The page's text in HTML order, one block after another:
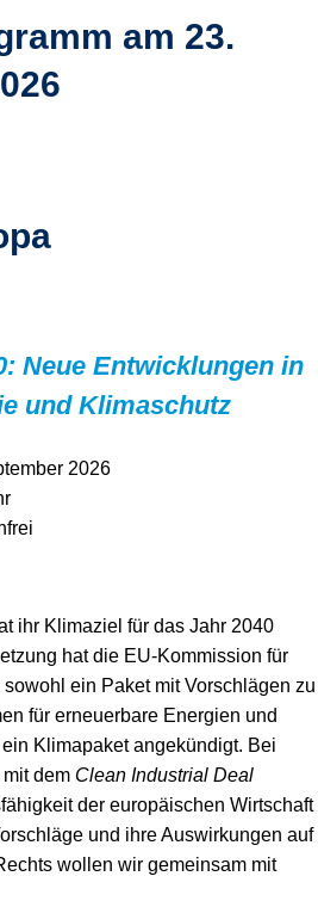
am 23.
Neue Entwicklungen in
und Klimaschutz
2026
ihr Klimaziel für das Jahr 2040
hat die EU-Kommission für
ein Paket mit Vorschlägen zu
für erneuerbare Energien und
Klimapaket angekündigt. Bei
dem Clean Industrial Deal
der europäischen Wirtschaft
und ihre Auswirkungen auf
wollen wir gemeinsam mit